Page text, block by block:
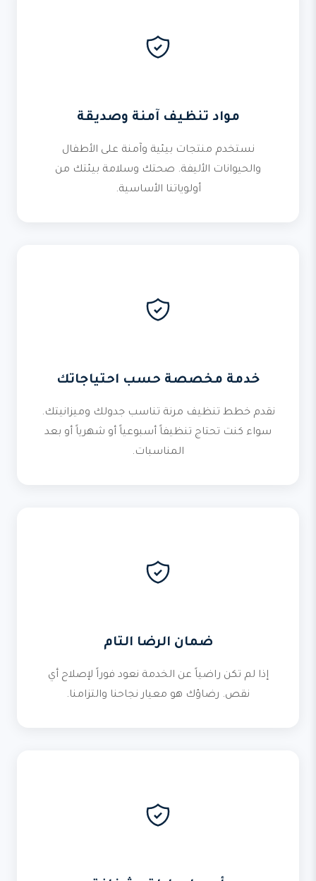
مواد تنظيف آمنة وصديقة
نستخدم منتجات بيئية وآمنة على الأطفال
والحيوانات الأليفة. صحتك وسلامة بيئتك من
أولوياتنا الأساسية.
خدمة مخصصة حسب احتياجاتك
نقدم خطط تنظيف مرنة تناسب جدولك وميزانيتك.
سواء كنت تحتاج تنظيفاً أسبوعياً أو شهرياً أو بعد
المناسبات.
ضمان الرضا التام
إذا لم تكن راضياً عن الخدمة نعود فوراً لإصلاح أي
نقص. رضاؤك هو معيار نجاحنا والتزامنا.